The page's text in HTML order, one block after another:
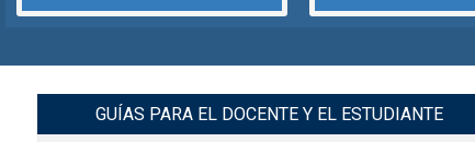
GUÍAS PARA EL DOCENTE Y EL ESTUDIANTE